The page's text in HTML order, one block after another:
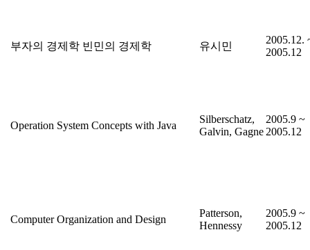
부자의 경제학 빈민의 경제학 유시민
2005.12.
2005.12
Operation System Concepts with Java
Silberschatz,
Galvin, Gagne
2005.9 ~
2005.12
Computer Organization and Design
Patterson,
Hennessy
2005.9 ~
2005.12